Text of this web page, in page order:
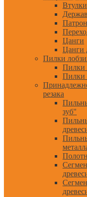
Втулки
Цанги
Цанги
Пилки
Пилки
Пилки
резака
зуб"